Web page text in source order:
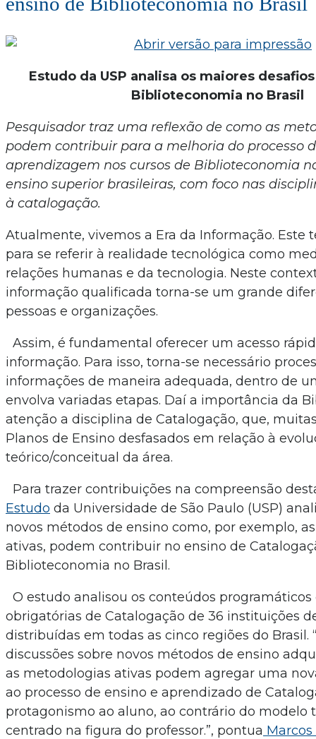
Estudo da USP analisa os maiores
Biblioteconomia no Brasil
Pesquisador traz uma reflexão de como as
podem contribuir para a melhoria do processo
aprendizagem nos cursos de Biblioteconomia
ensino superior brasileiras, com foco nas
à catalogação.
Atualmente, vivemos a Era da Informação. Este
para se referir à realidade tecnológica como
relações humanas e da tecnologia. Neste
informação qualificada torna-se um grande
pessoas e organizações.
Assim, é fundamental oferecer um acesso
informação. Para isso, torna-se necessário
informações de maneira adequada, dentro de
envolva variadas etapas. Daí a importância da
atenção a disciplina de Catalogação, que,
Planos de Ensino desfasados em relação à
teórico/conceitual da área.
Para trazer contribuições na compreensão
Estudo da Universidade de São Paulo (USP)
novos métodos de ensino como, por exemplo,
ativas, podem contribuir no ensino de
Biblioteconomia no Brasil.
O estudo analisou os conteúdos
obrigatórias de Catalogação de 36 instituições
distribuídas em todas as cinco regiões do Brasil.
discussões sobre novos métodos de ensino
as metodologias ativas podem agregar uma
ao processo de ensino e aprendizado de
protagonismo ao aluno, ao contrário do modelo
centrado na figura do professor.”, pontua